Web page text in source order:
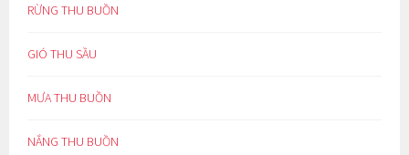
RỪNG THU BUỒN
GIÓ THU SẦU
MƯA THU BUỒN
NẮNG THU BUỒN